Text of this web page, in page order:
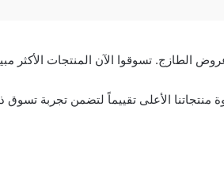
منتجاتنا الأعلى تقييماً لتضمن تجربة